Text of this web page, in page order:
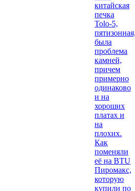
китайская
печка
Tolo-5,
была
проблема
камней,
причем
примерно
одинаково
и на
хороших
платах и
на
плохих.
Как
поменяли
её на BTU
Пиромакс,
которую
купили по